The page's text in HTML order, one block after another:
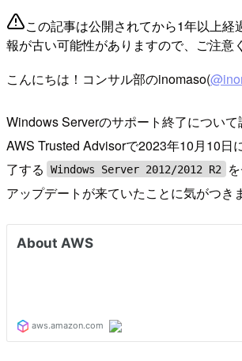
この記事は公開されてから1年以上経
報が古い可能性がありますので、ご注意
こんにちは！コンサル部のinomaso(
Windows Serverのサポート終了について
AWS Trusted Advisorで2023年10月10日
了する
Windows Server 2012/2012 R2
アップデートが来ていたことに気がつき